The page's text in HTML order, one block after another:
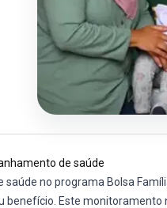
de saúde
saúde no programa Bolsa
benefício. Este